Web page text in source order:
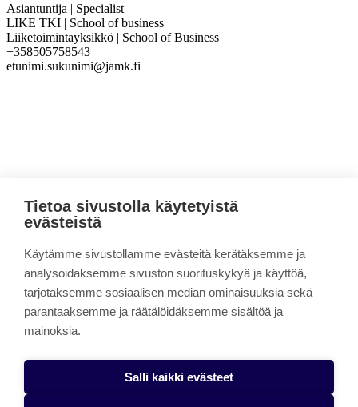
Asiantuntija | Specialist
LIKE TKI | School of business
Liiketoimintayksikkö | School of Business
+358505758543
etunimi.sukunimi@jamk.fi
CYBERDI
Linkki kopioitu leikepöydälle
Tietopankki
Materiaalia nuorille
Yhteistyössä
CYBERDI-tiimi
Tietoa sivustolla käytetyistä
evästeistä
Käytämme sivustollamme evästeitä kerätäksemme ja
analysoidaksemme sivuston suorituskykyä ja käyttöä,
tarjotaksemme sosiaalisen median ominaisuuksia sekä
parantaaksemme ja räätälöidäksemme sisältöä ja
mainoksia.
Salli kaikki evästeet